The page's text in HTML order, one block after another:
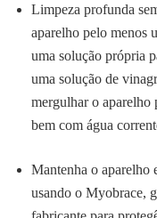
Limpeza profunda
aparelho pelo menos
uma solução própria
uma solução de
mergulhar o aparelho
bem com água
Mantenha o aparelho
usando o Myobrace,